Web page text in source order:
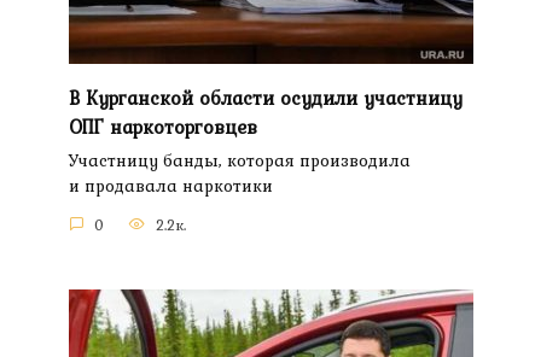
В Курганской области осудили участницу
ОПГ наркоторговцев
Участницу банды, которая производила
и продавала наркотики
0 2.2к.